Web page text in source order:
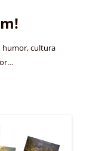
humor, cultura